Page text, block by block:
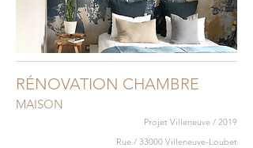
RÉNOVATION CHAMBRE
MAISON
Projet Villeneuve / 2019
Rue / 33000 Villeneuve-Loubet